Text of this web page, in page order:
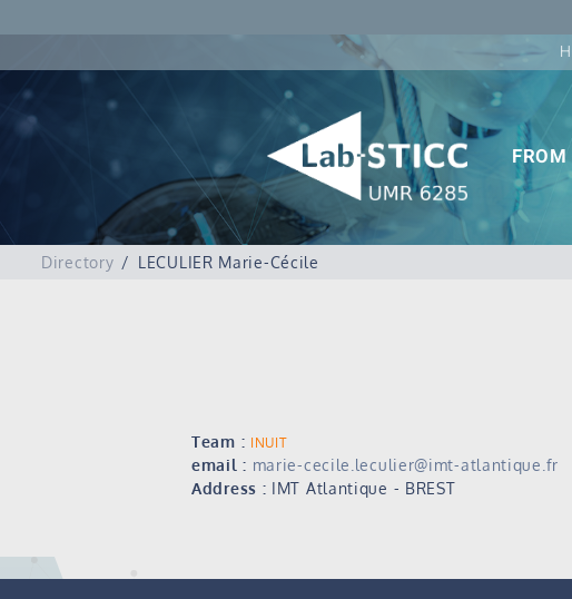
Directory LECULIER Marie-Cécile
Team : INUIT
email : marie-cecile.leculier@imt-atlantique.fr
Address : IMT Atlantique - BREST